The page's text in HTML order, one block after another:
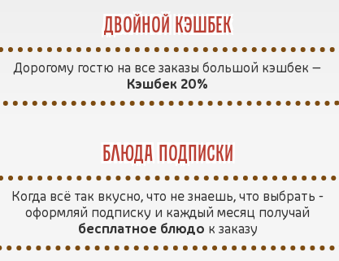
двойной кэшбек
Дорогому гостю на все заказы большой кэшбек —
Кэшбек 20%
блюда подписки
Когда всё так вкусно, что не знаешь, что выбрать -
оформляй подписку и каждый месяц получай
бесплатное блюдо к заказу